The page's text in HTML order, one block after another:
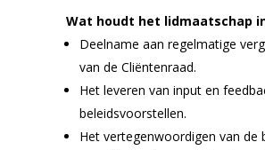
Wat houdt het lidmaatschap
Deelname aan regelmatige
van de Cliëntenraad.
Het leveren van input en
beleidsvoorstellen.
Het vertegenwoordigen van de